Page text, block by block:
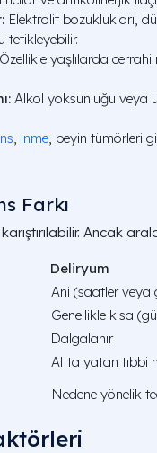
Elektrolit bozuklukları,
tetikleyebilir.
Özellikle yaşlılarda
Alkol yoksunluğu veya
, inme, beyin tümörleri
Farkı
Ancak
Deliryum
Ani (saatler veya
Genellikle kısa
Dalgalanır
Altta yatan tıbbi
Nedene yönelik